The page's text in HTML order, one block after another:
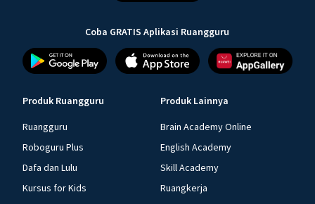
Coba GRATIS Aplikasi Ruangguru
Produk Ruangguru
Ruangguru
Roboguru Plus
Dafa dan Lulu
Kursus for Kids
Produk Lainnya
Brain Academy Online
English Academy
Skill Academy
Ruangkerja